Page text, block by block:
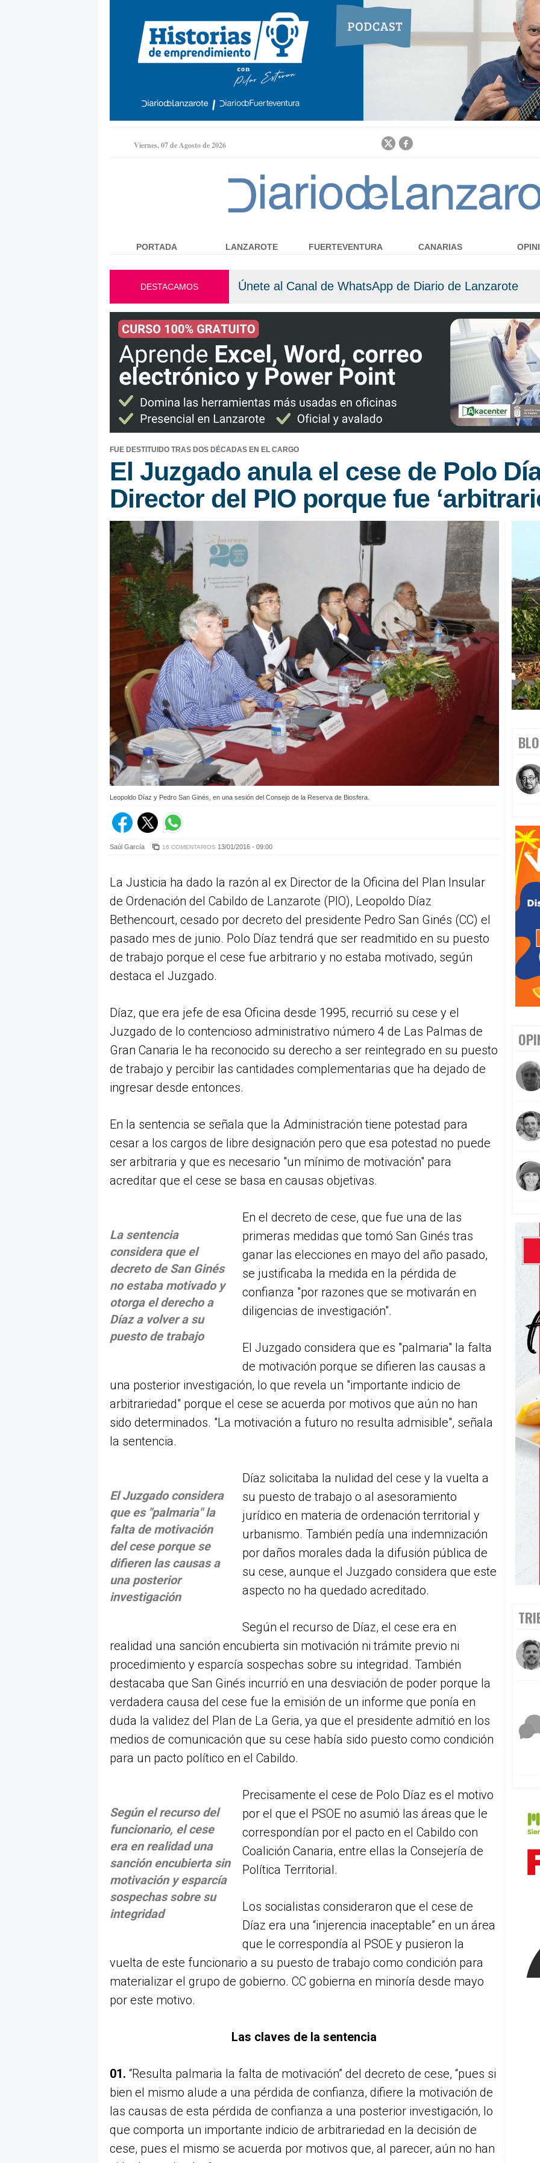
Jump to navigation
Viernes, 07 de Agosto de 2026
DESTACAMOS Únete al Canal de WhatsApp de Diario de Lanzarote
FUE DESTITUIDO TRAS DOS DÉCADAS EN EL CARGO
El Juzgado anula el cese de Polo
Director del PIO porque fue
Leopoldo Díaz y Pedro San Ginés, en una sesión del Consejo de la Reserva de Biosfera.
Saúl García 16 COMENTARIOS 13/01/2016 - 09:00
La Justicia ha dado la razón al ex Director de la Oficina del Plan Insular
de Ordenación del Cabildo de Lanzarote (PIO), Leopoldo Díaz
Bethencourt, cesado por decreto del presidente Pedro San Ginés (CC) el
pasado mes de junio. Polo Díaz tendrá que ser readmitido en su puesto
de trabajo porque el cese fue arbitrario y no estaba motivado, según
destaca el Juzgado.
Díaz, que era jefe de esa Oficina desde 1995, recurrió su cese y el
Juzgado de lo contencioso administrativo número 4 de Las Palmas de
Gran Canaria le ha reconocido su derecho a ser reintegrado en su puesto
de trabajo y percibir las cantidades complementarias que ha dejado de
ingresar desde entonces.
En la sentencia se señala que la Administración tiene potestad para
cesar a los cargos de libre designación pero que esa potestad no puede
ser arbitraria y que es necesario "un mínimo de motivación" para
acreditar que el cese se basa en causas objetivas.
La sentencia
considera que el
decreto de San Ginés
no estaba motivado y
otorga el derecho a
Díaz a volver a su
puesto de trabajo
En el decreto de cese, que fue una de las
primeras medidas que tomó San Ginés tras
ganar las elecciones en mayo del año pasado,
se justificaba la medida en la pérdida de
confianza "por razones que se motivarán en
diligencias de investigación".
El Juzgado considera que es "palmaria" la falta
de motivación porque se difieren las causas a
una posterior investigación, lo que revela un "importante indicio de
arbitrariedad" porque el cese se acuerda por motivos que aún no han
sido determinados. "La motivación a futuro no resulta admisible", señala
la sentencia.
El Juzgado considera
que es "palmaria" la
falta de motivación
del cese porque se
difieren las causas a
una posterior
investigación
Díaz solicitaba la nulidad del cese y la vuelta a
su puesto de trabajo o al asesoramiento
jurídico en materia de ordenación territorial y
urbanismo. También pedía una indemnización
por daños morales dada la difusión pública de
su cese, aunque el Juzgado considera que este
aspecto no ha quedado acreditado.
Según el recurso de Díaz, el cese era en
realidad una sanción encubierta sin motivación ni trámite previo ni
procedimiento y esparcía sospechas sobre su integridad. También
destacaba que San Ginés incurrió en una desviación de poder porque la
verdadera causa del cese fue la emisión de un informe que ponía en
duda la validez del Plan de La Geria, ya que el presidente admitió en los
medios de comunicación que su cese había sido puesto como condición
para un pacto político en el Cabildo.
Según el recurso del
funcionario, el cese
era en realidad una
sanción encubierta sin
motivación y esparcía
sospechas sobre su
integridad
Precisamente el cese de Polo Díaz es el motivo
por el que el PSOE no asumió las áreas que le
correspondían por el pacto en el Cabildo con
Coalición Canaria, entre ellas la Consejería de
Política Territorial.
Los socialistas consideraron que el cese de
Díaz era una “injerencia inaceptable” en un área
que le correspondía al PSOE y pusieron la
vuelta de este funcionario a su puesto de trabajo como condición para
materializar el grupo de gobierno. CC gobierna en minoría desde mayo
por este motivo.
Las claves de la sentencia
01. “Resulta palmaria la falta de motivación” del decreto de cese, “pues si
bien el mismo alude a una pérdida de confianza, difiere la motivación de
las causas de esta pérdida de confianza a una posterior investigación, lo
que comporta un importante indicio de arbitrariedad en la decisión de
cese, pues el mismo se acuerda por motivos que, al parecer, aún no han
PORTADA LANZAROTE FUERTEVENTURA CANARIAS